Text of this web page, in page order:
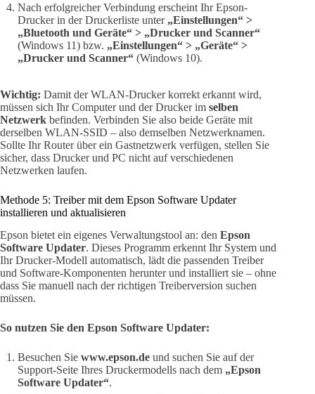
Nach erfolgreicher Verbindung erscheint Ihr Epson-
Drucker in der Druckerliste unter „Einstellungen“ >
„Bluetooth und Geräte“ > „Drucker und Scanner“
(Windows 11) bzw. „Einstellungen“ > „Geräte“ >
„Drucker und Scanner“ (Windows 10).
Wichtig: Damit der WLAN-Drucker korrekt erkannt wird,
müssen sich Ihr Computer und der Drucker im selben
Netzwerk befinden. Verbinden Sie also beide Geräte mit
derselben WLAN-SSID – also demselben Netzwerknamen.
Sollte Ihr Router über ein Gastnetzwerk verfügen, stellen Sie
sicher, dass Drucker und PC nicht auf verschiedenen
Netzwerken laufen.
Methode 5: Treiber mit dem Epson Software Updater
installieren und aktualisieren
Epson bietet ein eigenes Verwaltungstool an: den Epson
Software Updater. Dieses Programm erkennt Ihr System und
Ihr Drucker-Modell automatisch, lädt die passenden Treiber
und Software-Komponenten herunter und installiert sie – ohne
dass Sie manuell nach der richtigen Treiberversion suchen
müssen.
So nutzen Sie den Epson Software Updater:
Besuchen Sie www.epson.de und suchen Sie auf der
Support-Seite Ihres Druckermodells nach dem „Epson
Software Updater“.